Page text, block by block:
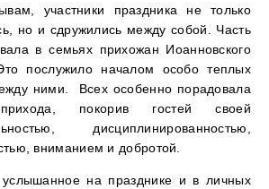
участники праздника не только
но и сдружились между собой. Часть
в семьях прихожан Иоанновского
послужило началом особо теплых
ними. Всех особенно порадовала
покорив гостей своей
дисциплинированностью,
вниманием и добротой.
на празднике и в личных